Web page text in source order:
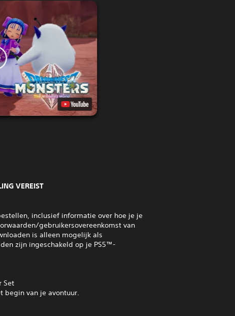
VEREIST
inclusief informatie over hoe je je
gebruikersovereenkomst van
is alleen mogelijk als
zijn ingeschakeld op je PS5™-
Set
begin van je avontuur.